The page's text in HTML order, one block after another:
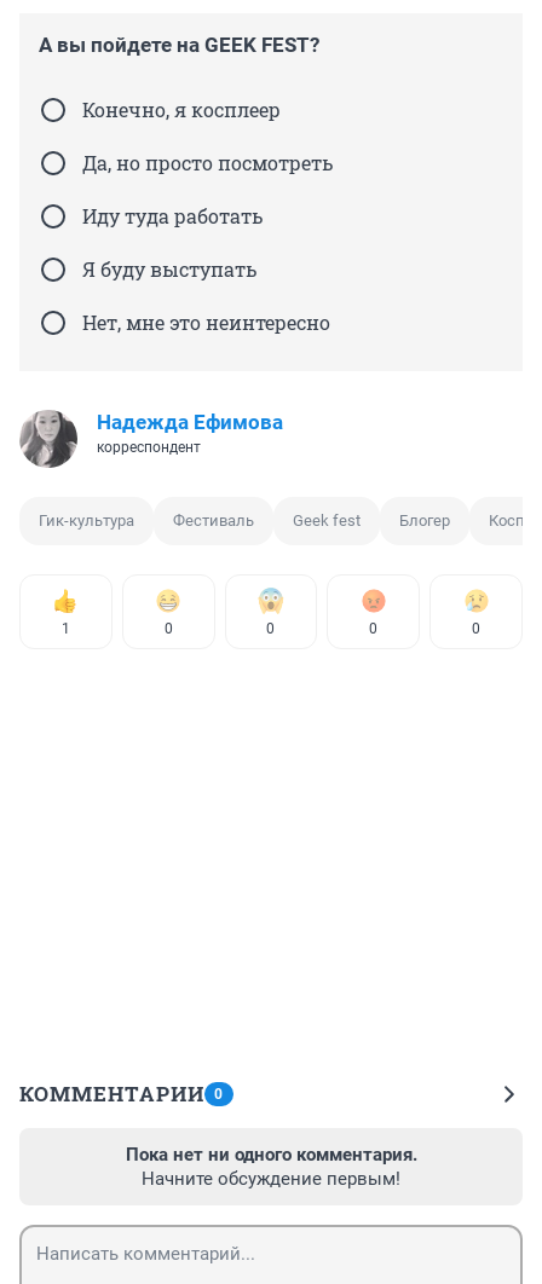
А вы пойдете на GEEK FEST?
Конечно, я косплеер
Да, но просто посмотреть
Иду туда работать
Я буду выступать
Нет, мне это неинтересно
Надежда Ефимова
корреспондент
Гик-культура Фестиваль Geek fest Блогер
1 0 0 0 0
КОММЕНТАРИИ 0
Пока нет ни одного комментария.
Начните обсуждение первым!